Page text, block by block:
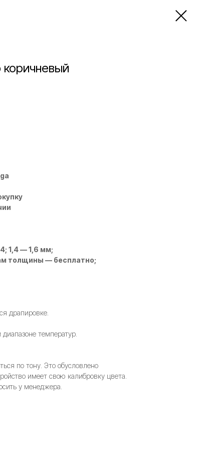
1,4 — 1,6 мм;
толщины — бесплатно;
драпировке.
температур.
по тону. Это обусловлено
имеет свою калибровку цвета.
у менеджера.